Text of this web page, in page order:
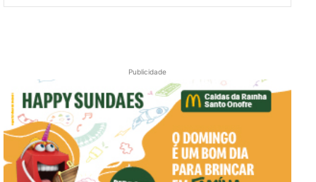
Publicidade